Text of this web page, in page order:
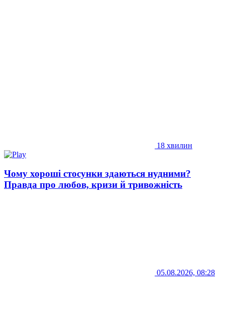
18 хвилин
Чому хороші стосунки здаються нудними?
Правда про любов, кризи й тривожність
05.08.2026, 08:28